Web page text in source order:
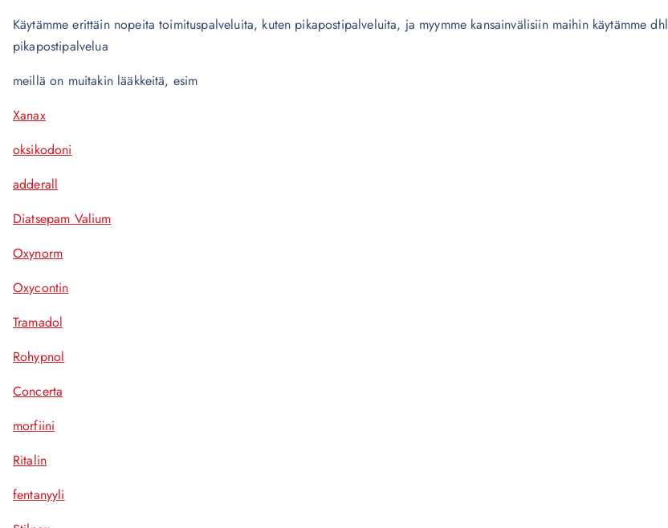
Käytämme erittäin nopeita toimituspalveluita, kuten pikapostipalveluita, ja myymme kansainvälisiin maihin käytämme dhl
pikapostipalvelua
meillä on muitakin lääkkeitä, esim
Xanax
oksikodoni
adderall
Diatsepam Valium
Oxynorm
Oxycontin
Tramadol
Rohypnol
Concerta
morfiini
Ritalin
fentanyyli